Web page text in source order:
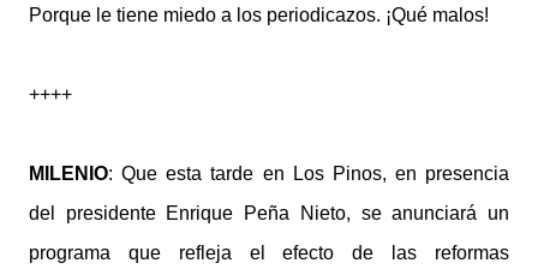
Porque le tiene miedo a los periodicazos. ¡Qué malos!
++++
MILENIO: Que esta tarde en Los Pinos, en presencia
del presidente Enrique Peña Nieto, se anunciará un
programa que refleja el efecto de las reformas